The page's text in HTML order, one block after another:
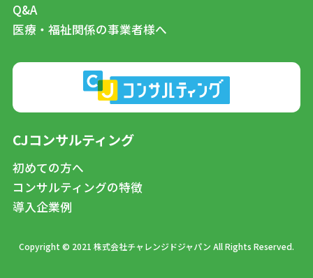
Q&A
医療・福祉関係の事業者様へ
CJコンサルティング
初めての方へ
コンサルティングの特徴
導入企業例
Copyright © 2021 株式会社チャレンジドジャパン All Rights Reserved.